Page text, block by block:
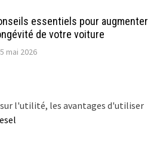
essentiels pour augmenter
de votre voiture
mai 2026
l'utilité, les avantages d'utiliser